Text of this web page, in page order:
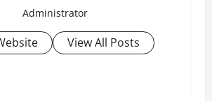
Administrator
View All Posts